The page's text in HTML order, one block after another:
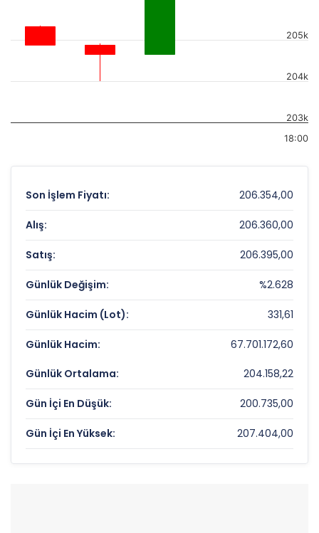
18:00
203k
204k
205k
Son İşlem Fiyatı: 206.354,00
Alış: 206.360,00
Satış: 206.395,00
Günlük Değişim: %2.628
Günlük Hacim (Lot): 331,61
Günlük Hacim: 67.701.172,60
Günlük Ortalama: 204.158,22
Gün İçi En Düşük: 200.735,00
Gün İçi En Yüksek: 207.404,00